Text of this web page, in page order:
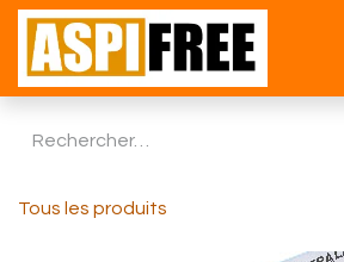
Se rendre au contenu
Tous les produits